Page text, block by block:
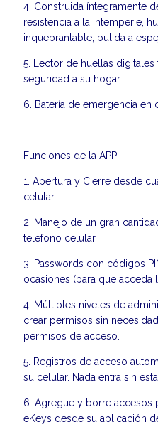
4. Construida íntegramente
resistencia a la intemperie,
inquebrantable, pulida a
5. Lector de huellas
seguridad a su hogar.
6. Batería de emergencia en
Funciones de la APP
1. Apertura y Cierre desde
celular.
2. Manejo de un gran
teléfono celular.
3. Passwords con códigos
ocasiones (para que acceda
4. Múltiples niveles de
crear permisos sin
permisos de acceso.
5. Registros de acceso
su celular. Nada entra sin
6. Agregue y borre accesos
eKeys desde su aplicación